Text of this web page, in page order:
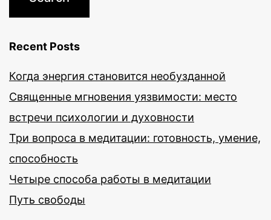
Recent Posts
Когда энергия становится необузданной
Священные мгновения уязвимости: место
встречи психологии и духовности
Три вопроса в медитации: готовность, умение,
способность
Четыре способа работы в медитации
Путь свободы